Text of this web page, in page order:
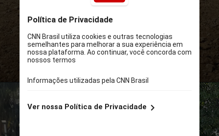
O modelo da marca francesa ganha
uma discreta estilização, mas passa
a oferecer mais itens de segurança